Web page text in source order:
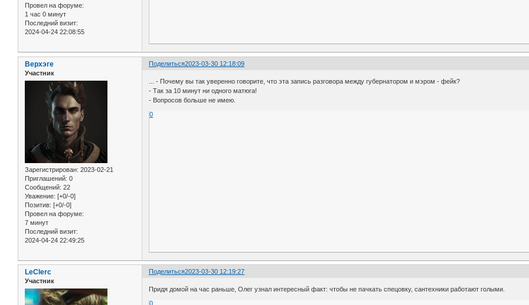
Провел на форуме:
1 час 0 минут
Последний визит:
2024-04-24 22:08:55
Поделиться2023-03-30 12:18:09
Верхэге
Участник
Зарегистрирован: 2023-02-21
Приглашений: 0
Сообщений: 22
Уважение: [+0/-0]
Позитив: [+0/-0]
Провел на форуме:
7 минут
Последний визит:
2024-04-24 22:49:25
... - Почему вы так уверенно говорите, что эта запись разговора между губернатором и мэром - фейк?
- Так за 10 минут ни одного матюга!
- Вопросов больше не имею.
0
Поделиться2023-03-30 12:19:27
LeClerc
Участник
Придя домой на час раньше, Олег узнал интересный факт: чтобы не пачкать спецовку, сантехники работают голыми.
0